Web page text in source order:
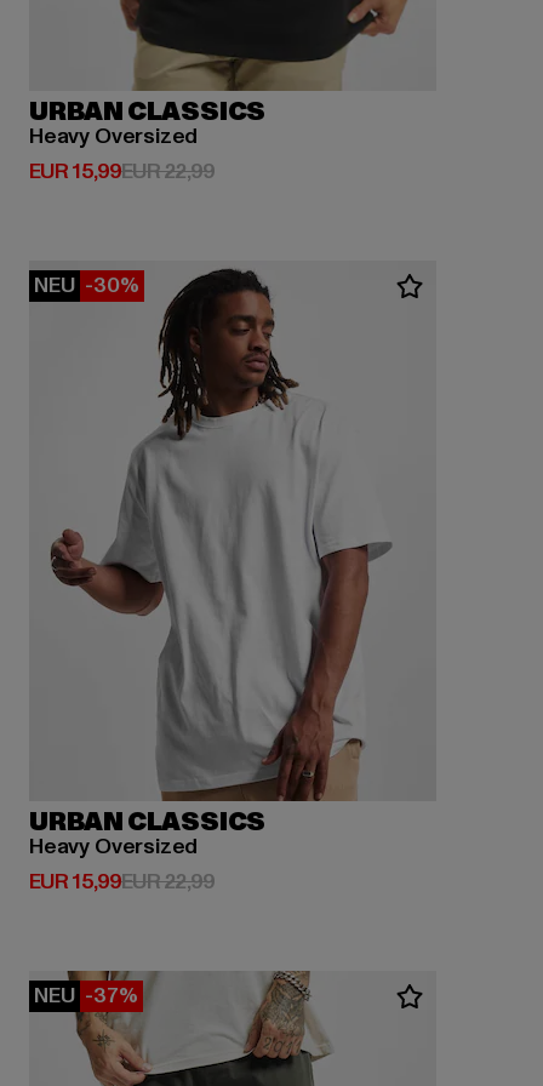
URBAN CLASSICS
Heavy Oversized
EUR 15,99
Derzeitiger Preis: EUR 15,99
EUR 22,99Aktionspreis: EUR 22,99
NEU -30%
URBAN CLASSICS
Heavy Oversized
EUR 15,99
Derzeitiger Preis: EUR 15,99
EUR 22,99Aktionspreis: EUR 22,99
NEU -37%